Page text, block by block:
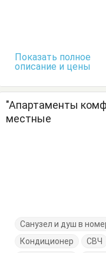
Показать полное
описание и цены
"Апартаменты
местные
Санузел и душ в
Кондиционер
СВЧ